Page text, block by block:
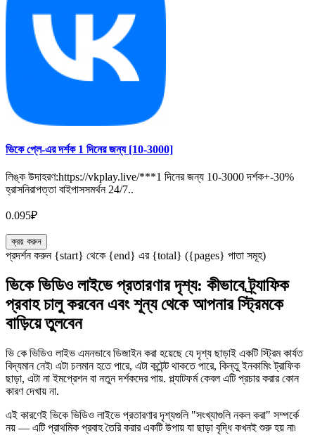
ভিকে প্লে-এর দর্শক 1 দিনের জন্য [10-3000]
লিঙ্ক উদাহরণ:https://vkplay.live/***1 দিনের জন্য 10-3000 দর্শক+-30%
হ্রাসনিরাপত্তা বাইপাসসমর্থন 24/7..
0.095₽
ক্রয় করুন
প্রদর্শন করুন {start} থেকে {end} এর {total} ({pages} পাতা সমূহ)
ভিকে ভিডিও লাইভে প্রতারণার দৃশ্য: কীভাবে ট্র্যাফিক
প্রবাহ চালু করবেন এবং শূন্য থেকে আপনার স্ট্রিমকে
বাড়িয়ে তুলবেন
ভি কে ভিডিও লাইভ এমনভাবে ডিজাইন করা হয়েছে যে দৃশ্য ছাড়াই একটি স্ট্রিম কার্যত
বিদ্যমান নেই৷ এটা চলমান হতে পারে, এটা কন্টেন্ট থাকতে পারে, কিন্তু ইনকামিং ট্রাফিক
ছাড়া, এটা না ইমপ্রেশন বা নতুন দর্শকদের পায়. প্ল্যাটফর্ম কেবল এটি প্রচার করার কোন
কারণ দেখায় না.
এই কারণেই ভিকে ভিডিও লাইভে প্রতারণার দৃশ্যগুলি "সংখ্যাগুলি নকল করা" সম্পর্কে
নয় — এটি প্রাথমিক প্রবাহ তৈরি করার একটি উপায় যা ছাড়া বৃদ্ধি কখনই শুরু হয় না৷